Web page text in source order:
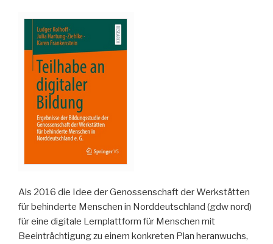
Als 2016 die Idee der Genossenschaft der Werkstätten
für behinderte Menschen in Norddeutschland (gdw nord)
für eine digitale Lernplattform für Menschen mit
Beeinträchtigung zu einem konkreten Plan heranwuchs,